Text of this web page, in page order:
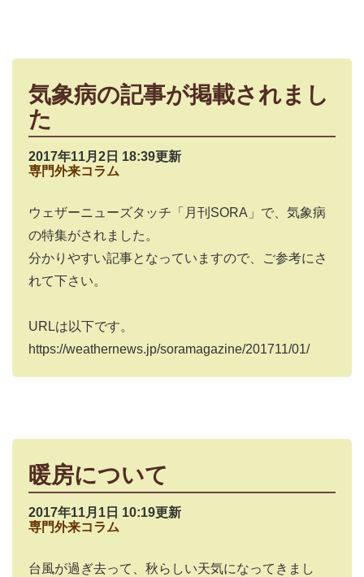
気象病の記事が掲載されまし
た
2017年11月2日 18:39更新
専門外来コラム
ウェザーニューズタッチ「月刊SORA」で、気象病
の特集がされました。
分かりやすい記事となっていますので、ご参考にさ
れて下さい。
URLは以下です。
https://weathernews.jp/soramagazine/201711/01/
暖房について
2017年11月1日 10:19更新
専門外来コラム
台風が過ぎ去って、秋らしい天気になってきまし